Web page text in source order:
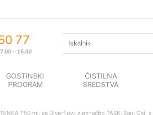
GOSTINSKI
PROGRAM
ČISTILNA
SREDSTVA
750 ml, za Diverflow, z označbo TASKI Sani Cid,